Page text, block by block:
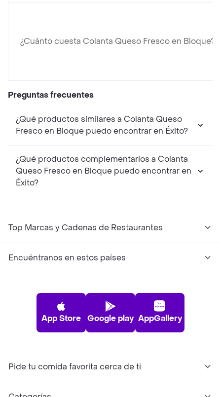
¿Cuánto cuesta Colanta Queso Fresco en Bloque?
Preguntas frecuentes
¿Qué productos similares a Colanta Queso
Fresco en Bloque puedo encontrar en Éxito?
¿Qué productos complementarios a Colanta
Queso Fresco en Bloque puedo encontrar en
Éxito?
Top Marcas y Cadenas de Restaurantes
Encuéntranos en estos países
App Store Google play AppGallery
Pide tu comida favorita cerca de ti